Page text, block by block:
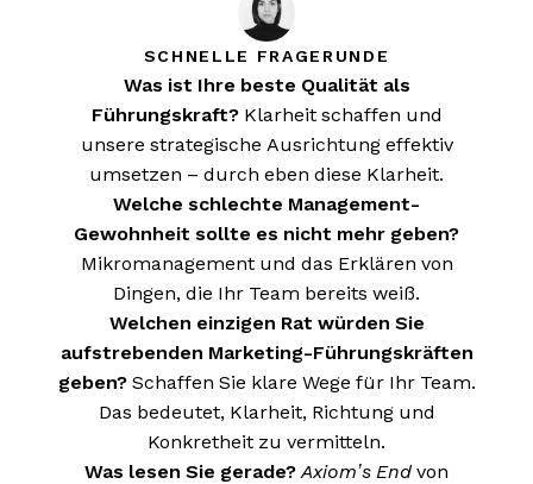
SCHNELLE FRAGERUNDE
Was ist Ihre beste Qualität als
Führungskraft? Klarheit schaffen und
unsere strategische Ausrichtung effektiv
umsetzen – durch eben diese Klarheit.
Welche schlechte Management-
Gewohnheit sollte es nicht mehr geben?
Mikromanagement und das Erklären von
Dingen, die Ihr Team bereits weiß.
Welchen einzigen Rat würden Sie
aufstrebenden Marketing-Führungskräften
geben? Schaffen Sie klare Wege für Ihr Team.
Das bedeutet, Klarheit, Richtung und
Konkretheit zu vermitteln.
Was lesen Sie gerade? Axiom’s End von